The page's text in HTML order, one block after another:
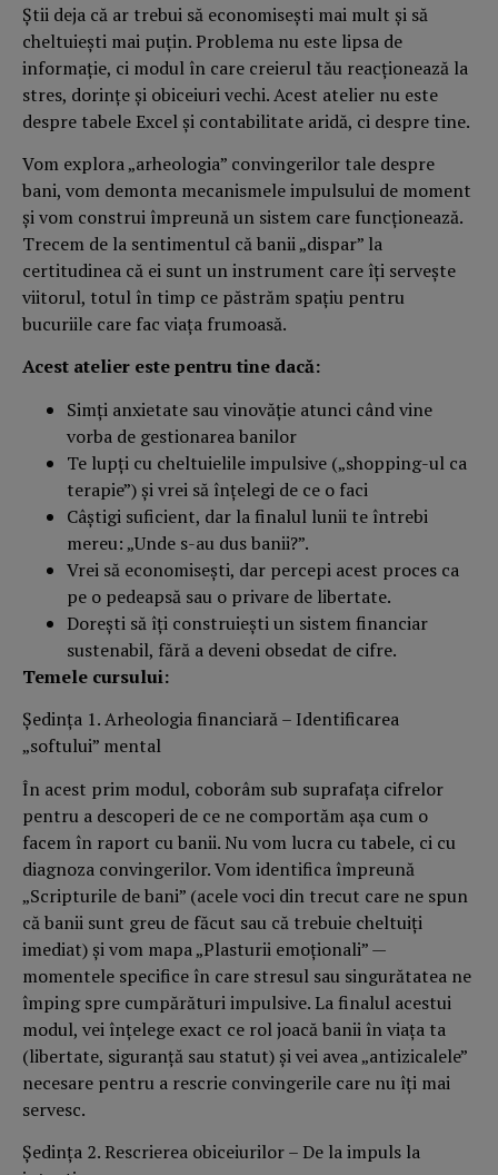
Ştii deja că ar trebui să economiseşti mai mult şi să
cheltuieşti mai puţin. Problema nu este lipsa de
informaţie, ci modul în care creierul tău reacţionează la
stres, dorinţe şi obiceiuri vechi. Acest atelier nu este
despre tabele Excel şi contabilitate aridă, ci despre tine.
Vom explora „arheologia” convingerilor tale despre
bani, vom demonta mecanismele impulsului de moment
şi vom construi împreună un sistem care funcţionează.
Trecem de la sentimentul că banii „dispar” la
certitudinea că ei sunt un instrument care îţi serveşte
viitorul, totul în timp ce păstrăm spaţiu pentru
bucuriile care fac viaţa frumoasă.
Acest atelier este pentru tine dacă:
Simţi anxietate sau vinovăţie atunci când vine
vorba de gestionarea banilor
Te lupţi cu cheltuielile impulsive („shopping-ul ca
terapie”) şi vrei să înţelegi de ce o faci
Câştigi suficient, dar la finalul lunii te întrebi
mereu: „Unde s-au dus banii?”.
Vrei să economiseşti, dar percepi acest proces ca
pe o pedeapsă sau o privare de libertate.
Doreşti să îţi construieşti un sistem financiar
sustenabil, fără a deveni obsedat de cifre.
Temele cursului:
Şedinţa 1. Arheologia financiară – Identificarea
„softului” mental
În acest prim modul, coborâm sub suprafaţa cifrelor
pentru a descoperi de ce ne comportăm aşa cum o
facem în raport cu banii. Nu vom lucra cu tabele, ci cu
diagnoza convingerilor. Vom identifica împreună
„Scripturile de bani” (acele voci din trecut care ne spun
că banii sunt greu de făcut sau că trebuie cheltuiţi
imediat) şi vom mapa „Plasturii emoţionali” —
momentele specifice în care stresul sau singurătatea ne
împing spre cumpărături impulsive. La finalul acestui
modul, vei înţelege exact ce rol joacă banii în viaţa ta
(libertate, siguranţă sau statut) şi vei avea „antizicalele”
necesare pentru a rescrie convingerile care nu îţi mai
servesc.
Şedinţa 2. Rescrierea obiceiurilor – De la impuls la